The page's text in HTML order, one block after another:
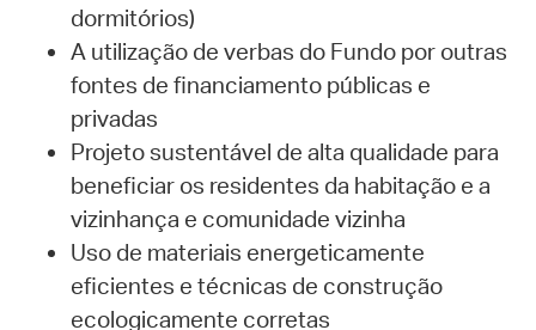
dormitórios)
A utilização de verbas do Fundo por outras
fontes de financiamento públicas e
privadas
Projeto sustentável de alta qualidade para
beneficiar os residentes da habitação e a
vizinhança e comunidade vizinha
Uso de materiais energeticamente
eficientes e técnicas de construção
ecologicamente corretas